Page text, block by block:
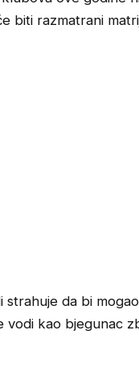
biti razmatrani
strahuje da bi
kao bjegunac